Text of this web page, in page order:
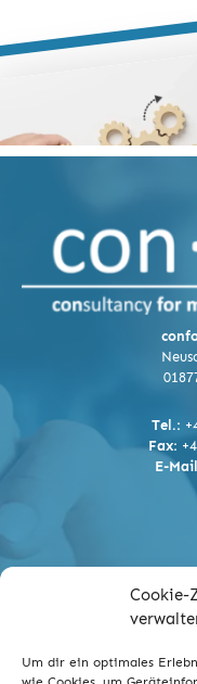
Cookie-
Um dir ein optimales
Tel.:
Fax:
E-